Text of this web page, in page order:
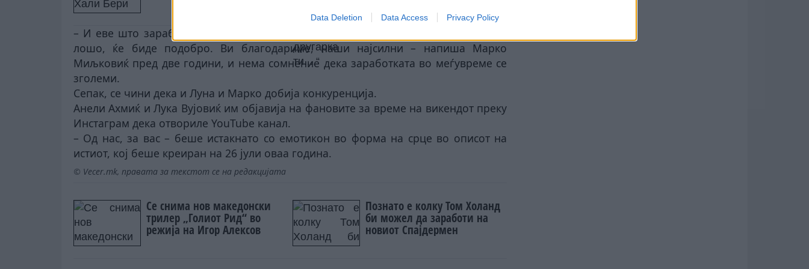
Data Deletion Data Access Privacy Policy
– И еве што заработивме за 100 милиони и 3 години ангажман на Јутјуб – не е
лошо, ќе биде подобро. Ви благодариме, наши најсилни – напиша Марко
Миљковиќ пред две години, и нема сомнение дека заработката во меѓувреме се
зголеми.
Сепак, се чини дека и Луна и Марко добија конкуренција.
Анели Ахмиќ и Лука Вујовиќ им објавија на фановите за време на викендот преку
Инстаграм дека отвориле YouTube канал.
– Од нас, за вас – беше истакнато со емотикон во форма на срце во описот на
истиот, кој беше креиран на 26 јули оваа година.
© Vecer.mk, правата за текстот се на редакцијата
Се снима нов македонски
трилер „Голиот Рид“ во
режија на Игор Алексов
Познато е колку Том Холанд
би можел да заработи на
новиот Спајдермен